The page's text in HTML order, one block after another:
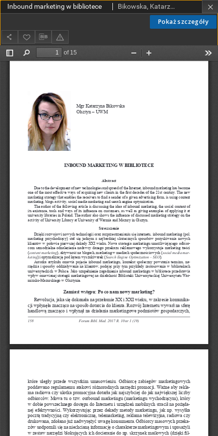
Pokaż szczegóły
Inbound marketing w bibliotece Bikowska, Katarzyna